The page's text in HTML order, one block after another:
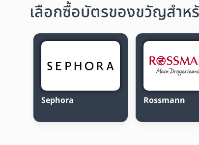
เลือกซื้อบัตรของขวัญสำห
Sephora Rossmann